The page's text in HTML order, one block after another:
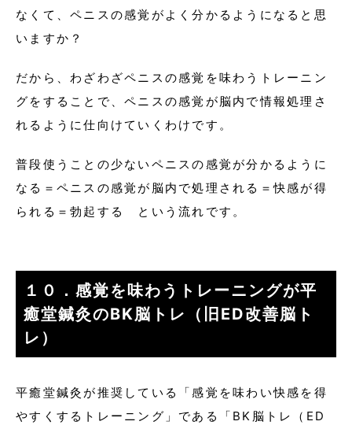
なくて、ペニスの感覚がよく分かるようになると思
いますか？
だから、わざわざペニスの感覚を味わうトレーニン
グをすることで、ペニスの感覚が脳内で情報処理さ
れるように仕向けていくわけです。
普段使うことの少ないペニスの感覚が分かるように
なる＝ペニスの感覚が脳内で処理される＝快感が得
られる＝勃起する という流れです。
１０．感覚を味わうトレーニングが平
癒堂鍼灸のBK脳トレ（旧ED改善脳ト
レ）
平癒堂鍼灸が推奨している「感覚を味わい快感を得
やすくするトレーニング」である「BK脳トレ（ED